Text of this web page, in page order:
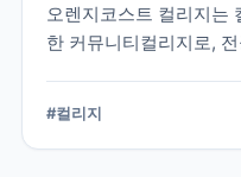
오렌지코스트 컬리지는
한 커뮤니티컬리지로,
#컬리지